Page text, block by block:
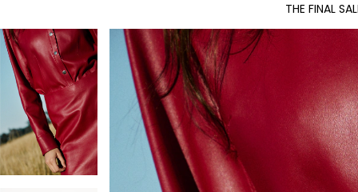
THE FINAL